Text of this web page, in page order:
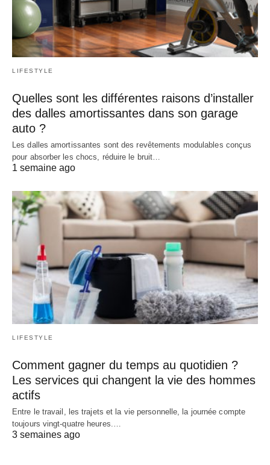
LIFESTYLE
Quelles sont les différentes raisons d’installer
des dalles amortissantes dans son garage
auto ?
Les dalles amortissantes sont des revêtements modulables conçus
pour absorber les chocs, réduire le bruit…
1 semaine ago
LIFESTYLE
Comment gagner du temps au quotidien ?
Les services qui changent la vie des hommes
actifs
Entre le travail, les trajets et la vie personnelle, la journée compte
toujours vingt-quatre heures.…
3 semaines ago